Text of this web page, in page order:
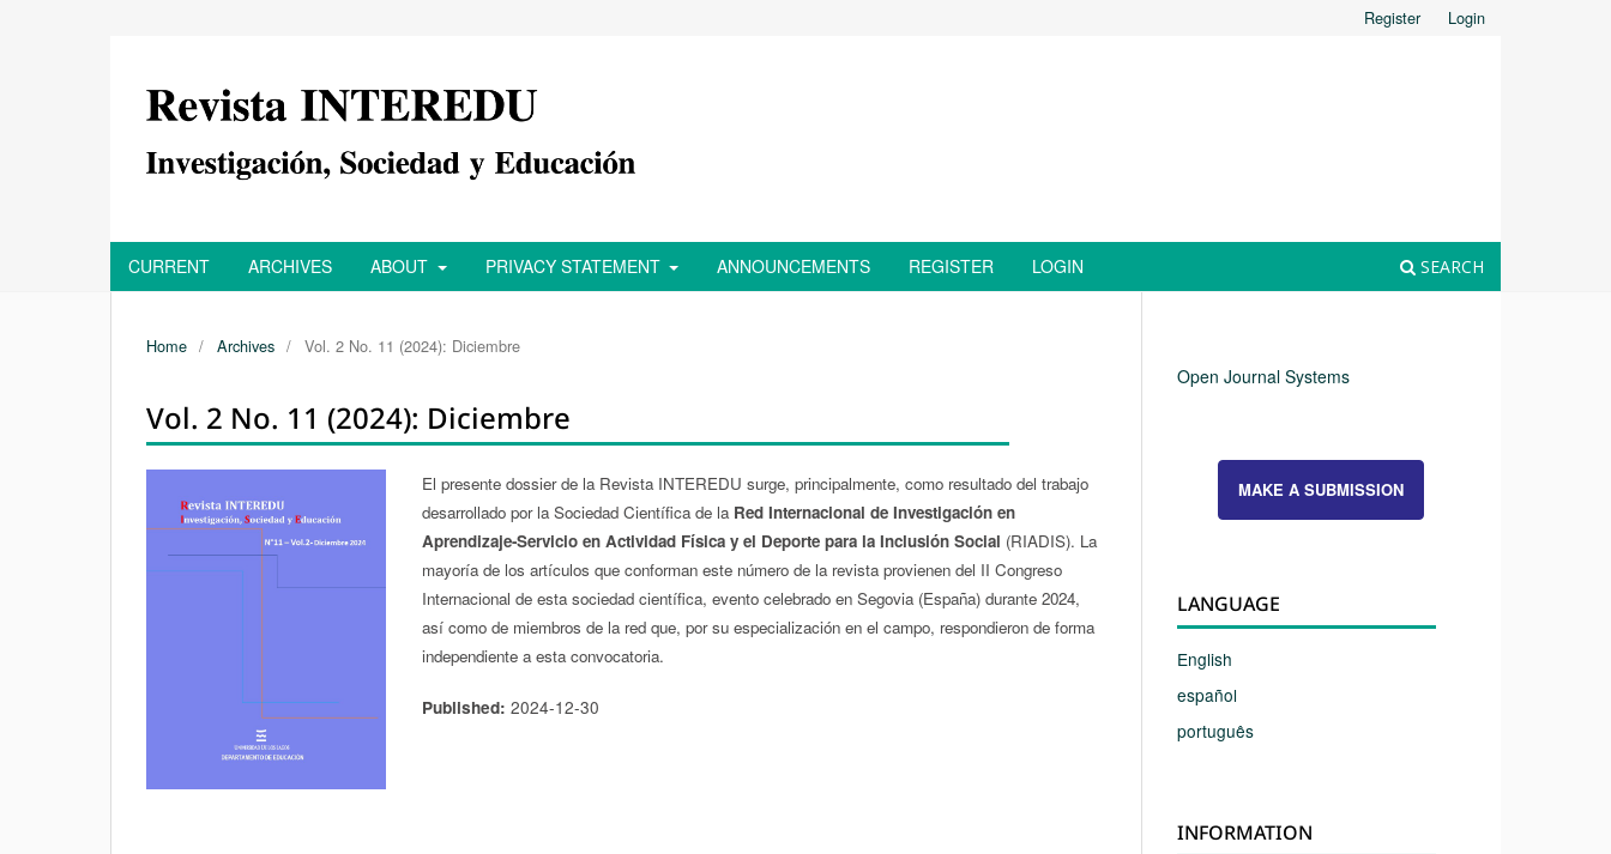
CURRENT ARCHIVES ABOUT PRIVACY STATEMENT ANNOUNCEMENTS REGISTER LOGIN SEARCH
Register Login
Home / Archives / Vol. 2 No. 11 (2024): Diciembre
Vol. 2 No. 11 (2024): Diciembre
El presente dossier de la Revista INTEREDU surge, principalmente, como resultado del trabajo
desarrollado por la Sociedad Científica de la Red Internacional de Investigación en
Aprendizaje-Servicio en Actividad Física y el Deporte para la Inclusión Social (RIADIS). La
mayoría de los artículos que conforman este número de la revista provienen del II Congreso
Internacional de esta sociedad científica, evento celebrado en Segovia (España) durante 2024,
así como de miembros de la red que, por su especialización en el campo, respondieron de forma
independiente a esta convocatoria.
Published: 2024-12-30
Open Journal Systems
MAKE A SUBMISSION
LANGUAGE
English
español
português
INFORMATION